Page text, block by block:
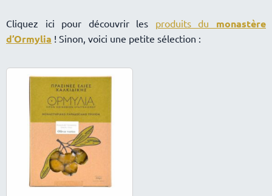
Cliquez ici pour découvrir les produits du monastère
d’Ormylia ! Sinon, voici une petite sélection :